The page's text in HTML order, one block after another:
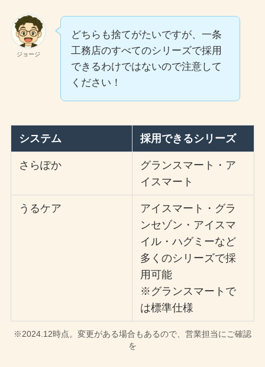
ジョージ
どちらも捨てがたいですが、一条
工務店のすべてのシリーズで採用
できるわけではないので注意して
ください！
システム 採用できるシリーズ
さらぽか
グランスマート・ア
イスマート
うるケア
アイスマート・グラ
ンセゾン・アイスマ
イル・ハグミーなど
多くのシリーズで採
用可能
※グランスマートで
は標準仕様
※2024.12時点。変更がある場合もあるので、営業担当にご確認
を